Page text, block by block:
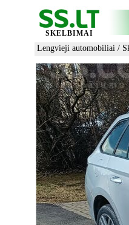
SKELBIMAI
Lengvieji automobiliai /